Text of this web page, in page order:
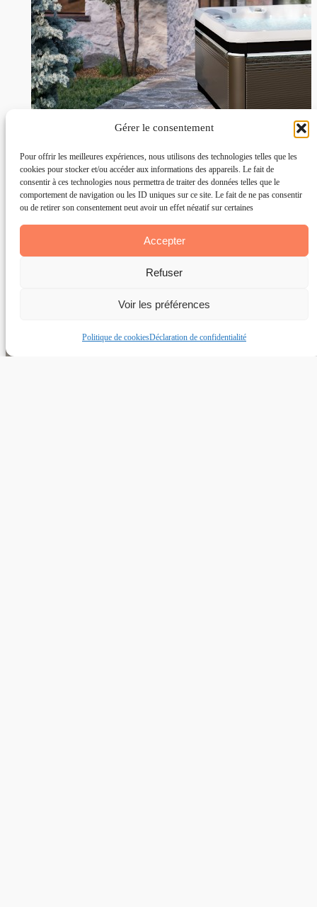
Gérer le consentement
Pour offrir les meilleures expériences, nous utilisons des technologies telles que les
cookies pour stocker et/ou accéder aux informations des appareils. Le fait de
consentir à ces technologies nous permettra de traiter des données telles que le
comportement de navigation ou les ID uniques sur ce site. Le fait de ne pas consentir
ou de retirer son consentement peut avoir un effet négatif sur certaines
Accepter
Refuser
Voir les préférences
Politique de cookiesDéclaration de confidentialité